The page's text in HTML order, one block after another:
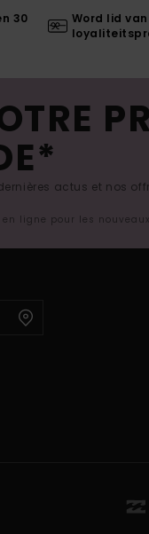
30
Word lid
actus et nos
ligne pour les